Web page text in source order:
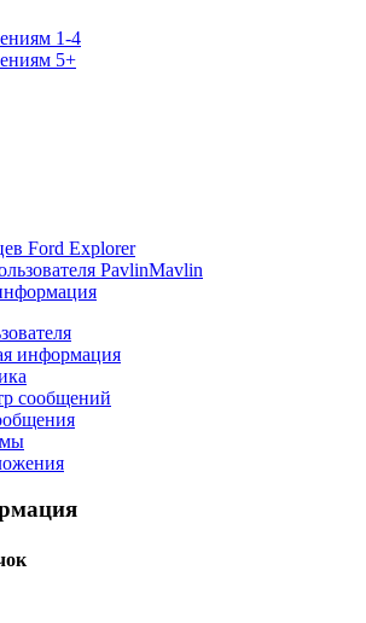
1-4
5+
Ford Explorer
PavlinMavlin
информация
сообщений